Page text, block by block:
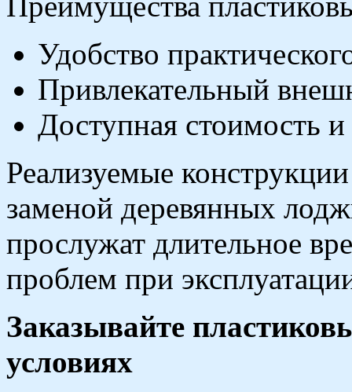
Удобство
Привлекательный
Доступная стоимость
Реализуемые
заменой деревянных
прослужат длительное
проблем при
Заказывайте
условиях